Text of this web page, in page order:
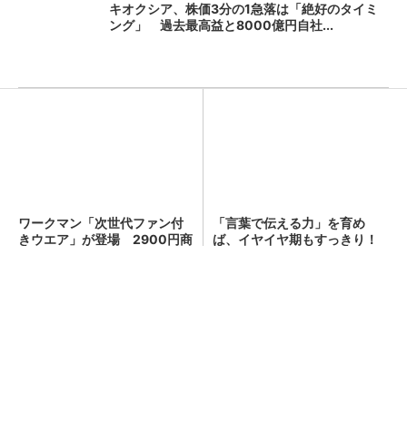
キオクシア、株価3分の1急落は「絶好のタイミ
ング」 過去最高益と8000億円自社...
ワークマン「次世代ファン付
きウエア」が登場 2900円商
「言葉で伝える力」を育め
ば、イヤイヤ期もすっきり！